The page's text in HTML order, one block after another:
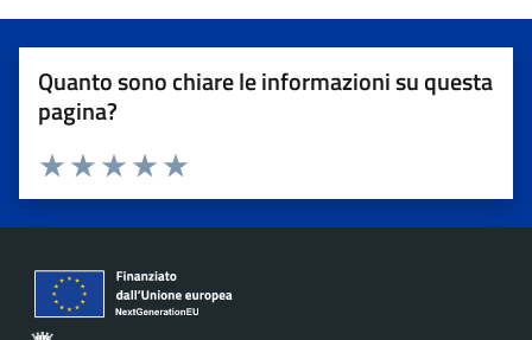
Quanto sono chiare le informazioni su questa
pagina?
Valuta 5 stelle su 5
Valuta 4 stelle su 5
Valuta 3 stelle su 5
Valuta 2 stelle su 5
Valuta 1 stelle su 5